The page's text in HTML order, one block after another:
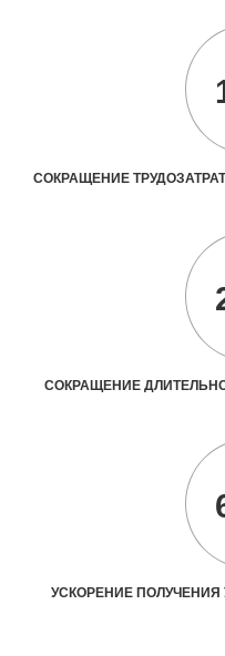
СОКРАЩЕНИЕ
СОКРАЩЕНИЕ
УСКОРЕНИЕ ПОЛУЧЕНИЯ